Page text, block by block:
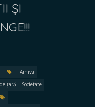
ȘI
Arhiva
țară
Societate